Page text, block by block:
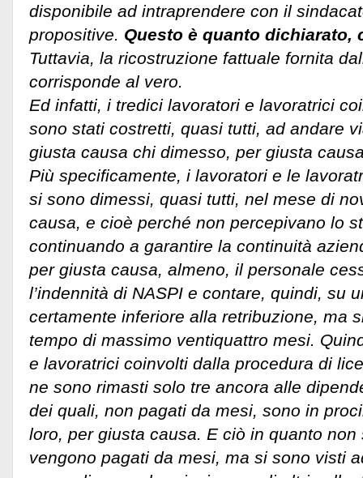
disponibile ad intraprendere con il
propositive. Questo è quanto dichiarato,
Tuttavia, la ricostruzione fattuale fornita
corrisponde al vero.
Ed infatti, i tredici lavoratori e lavoratrici
sono stati costretti, quasi tutti, ad andare
giusta causa chi dimesso, per giusta
Più specificamente, i lavoratori e le
si sono dimessi, quasi tutti, nel mese di
causa, e cioè perché non percepivano lo
continuando a garantire la continuità
per giusta causa, almeno, il personale
l’indennità di NASPI e contare, quindi, su
certamente inferiore alla retribuzione, ma
tempo di massimo ventiquattro mesi.
e lavoratrici coinvolti dalla procedura di
ne sono rimasti solo tre ancora alle
dei quali, non pagati da mesi, sono in
loro, per giusta causa. E ciò in quanto
vengono pagati da mesi, ma si sono visti